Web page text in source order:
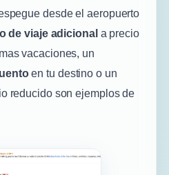
desde el aeropuerto
de viaje adicional a precio
vacaciones, un
en tu destino o un
reducido son ejemplos de